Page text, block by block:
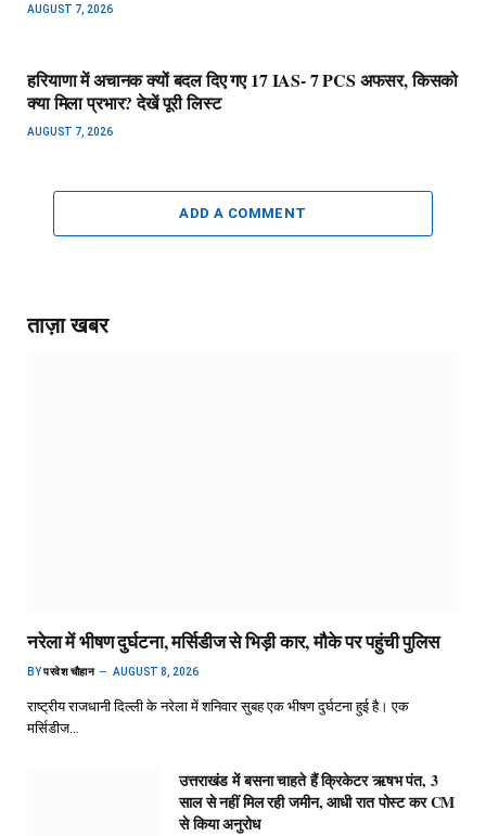
AUGUST 7, 2026
हरियाणा में अचानक क्यों बदल दिए गए 17 IAS- 7 PCS अफसर, किसको
क्या मिला प्रभार? देखें पूरी लिस्ट
AUGUST 7, 2026
ADD A COMMENT
ताज़ा खबर
नरेला में भीषण दुर्घटना, मर्सिडीज से भिड़ी कार, मौके पर पहुंची पुलिस
BYपरवेश चौहान AUGUST 8, 2026
राष्ट्रीय राजधानी दिल्ली के नरेला में शनिवार सुबह एक भीषण दुर्घटना हुई है। एक
मर्सिडीज…
उत्तराखंड में बसना चाहते हैं क्रिकेटर ऋषभ पंत, 3
साल से नहीं मिल रही जमीन, आधी रात पोस्ट कर CM
से किया अनुरोध